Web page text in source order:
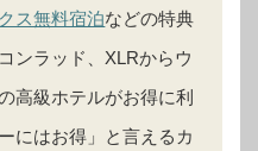
ス無料宿泊などの特典
ンラッド、XLRからウ
高級ホテルがお得に利
にはお得」と言えるカ